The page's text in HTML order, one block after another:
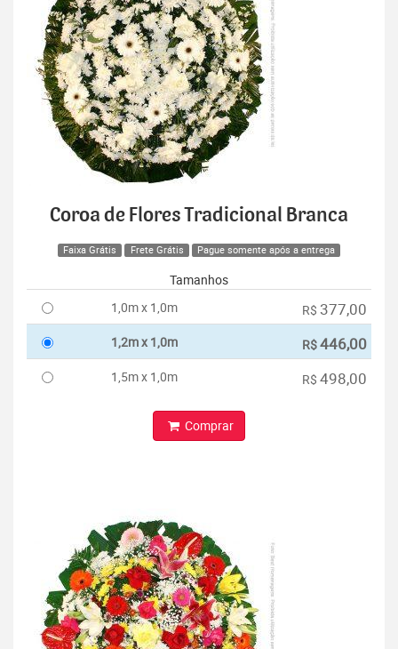
Coroa de Flores Tradicional Branca
Faixa Grátis Frete Grátis Pague somente após a entrega
Tamanhos
1,0m x 1,0m
R$ 377,00
1,2m x 1,0m R$446,00
1,5m x 1,0m R$ 498,00
Comprar